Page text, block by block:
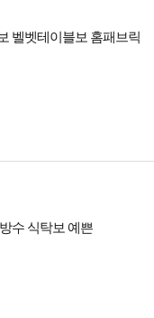
벨벳테이블보 홈패브릭
수 식탁보 예쁜